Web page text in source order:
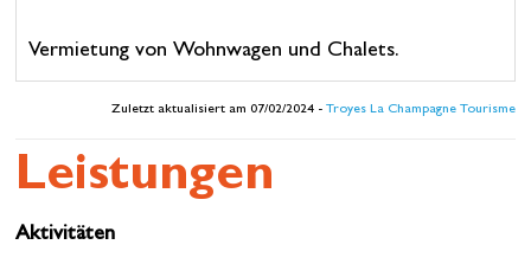
Vermietung von Wohnwagen und Chalets.
Zuletzt aktualisiert am 07/02/2024 -Troyes La Champagne Tourisme
Leistungen
Aktivitäten